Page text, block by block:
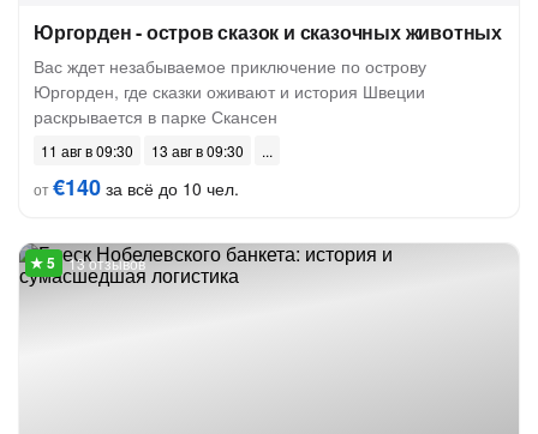
Юргорден - остров сказок и сказочных животных
Вас ждет незабываемое приключение по острову
Юргорден, где сказки оживают и история Швеции
раскрывается в парке Скансен
11 авг в 09:30
13 авг в 09:30
от€140 за всё до 10 чел.
13 отзывов